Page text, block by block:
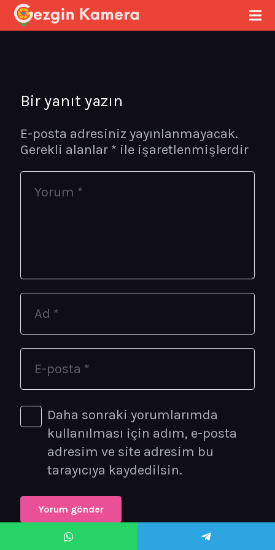
Bir yanıt yazın
E-posta adresiniz yayınlanmayacak.
Gerekli alanlar * ile işaretlenmişlerdir
Daha sonraki yorumlarımda
kullanılması için adım, e-posta
adresim ve site adresim bu
tarayıcıya kaydedilsin.
Yorum gönder